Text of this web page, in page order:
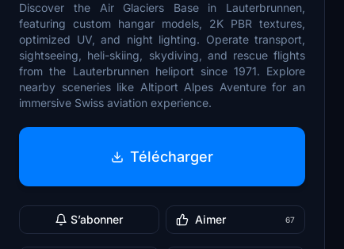
Discover the Air Glaciers Base in Lauterbrunnen,
featuring custom hangar models, 2K PBR textures,
optimized UV, and night lighting. Operate transport,
sightseeing, heli-skiing, skydiving, and rescue flights
from the Lauterbrunnen heliport since 1971. Explore
nearby sceneries like Altiport Alpes Aventure for an
immersive Swiss aviation experience.
Télécharger
S’abonner Aimer 67